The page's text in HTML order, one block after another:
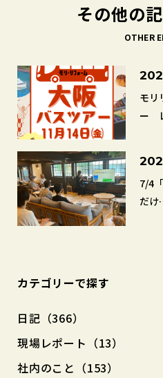
その他の
OTHER
モリ
ー
7/4
だ
カテゴリーで探す
日記（366）
現場レポート（13）
社内のこと（153）